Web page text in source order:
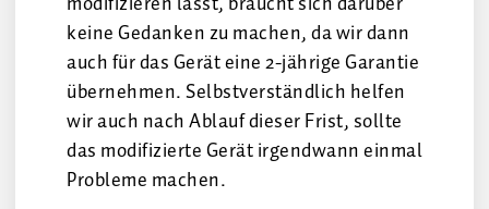
keine Gedanken zu machen, da wir dann
auch für das Gerät eine 2-jährige Garantie
übernehmen. Selbstverständlich helfen
wir auch nach Ablauf dieser Frist, sollte
das modifizierte Gerät irgendwann einmal
Probleme machen.